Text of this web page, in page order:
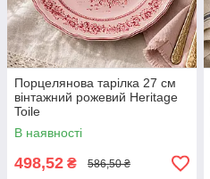
Порцелянова тарілка 27 см
вінтажний рожевий Heritage
Toile
В наявності
498,52 ₴ 586,50 ₴